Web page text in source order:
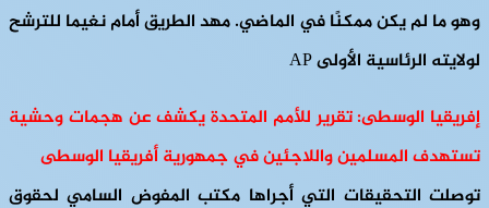
وهو ما لم يكن ممكنًا في الماضي. مهد الطريق أمام نغيما للترشح
لولايته الرئاسية الأولى AP
إفريقيا الوسطى: تقرير للأمم المتحدة يكشف عن هجمات وحشية
تستهدف المسلمين واللاجئين في جمهورية أفريقيا الوسطى
توصلت التحقيقات التي أجراها مكتب المفوض السامي لحقوق